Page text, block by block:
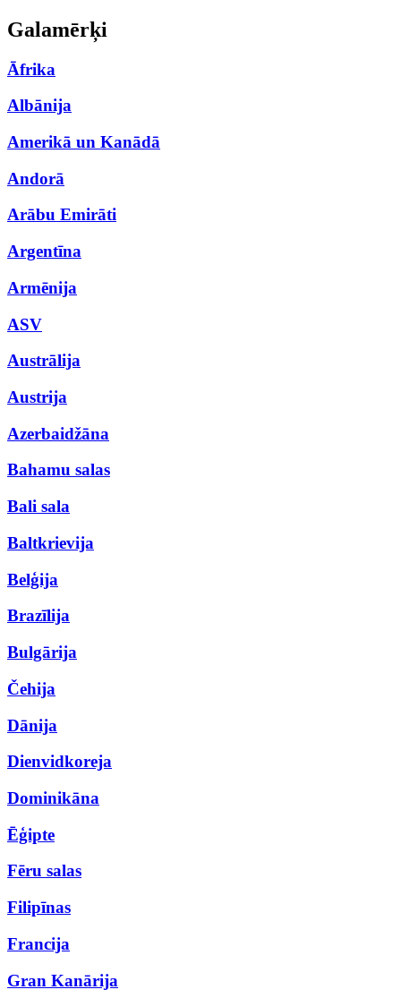
Galamērķi
Āfrika
Albānija
Amerikā un Kanādā
Andorā
Arābu Emirāti
Argentīna
Armēnija
ASV
Austrālija
Austrija
Azerbaidžāna
Bahamu salas
Bali sala
Baltkrievija
Belģija
Brazīlija
Bulgārija
Čehija
Dānija
Dienvidkoreja
Dominikāna
Ēģipte
Fēru salas
Filipīnas
Francija
Gran Kanārija